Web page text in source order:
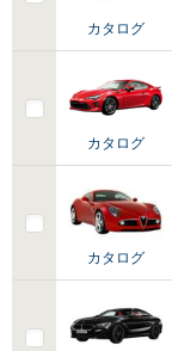
カタログ
カタログ
カタログ